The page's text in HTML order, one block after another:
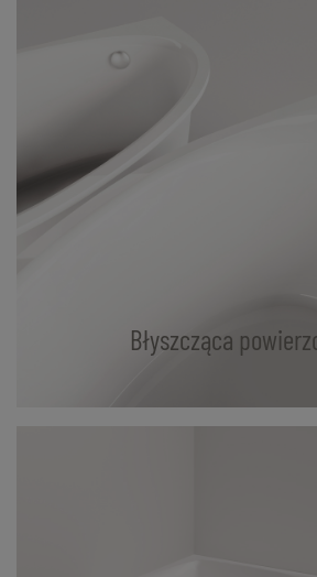
Błyszcząca